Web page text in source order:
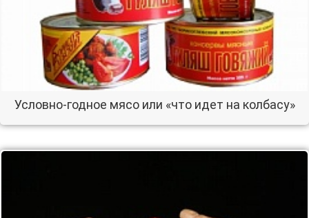
Условно-годное мясо или «что идет на колбасу»